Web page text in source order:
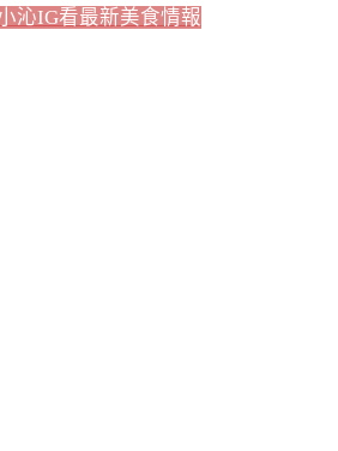
沁IG看最新美食情報